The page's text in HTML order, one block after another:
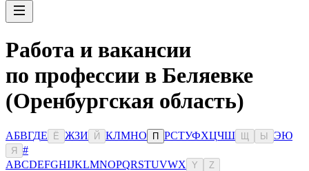
Работа и вакансии
по профессии в Беляевке
(Оренбургская область)
АБВГДЕ Ё ЖЗИ Й КЛМНО П РСТУФХЦЧШ Ы ЭЮ
Я
#
ABCDEFGHIJKLMNOPQRSTUVWX Y Z